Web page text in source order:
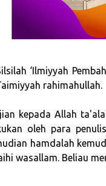
‘Ilmiyyah
rahimahullah.
kepada Allah
oleh para
hamdalah
wasallam. Beliau